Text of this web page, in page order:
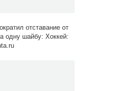
отставание от
одну шайбу: Хоккей: